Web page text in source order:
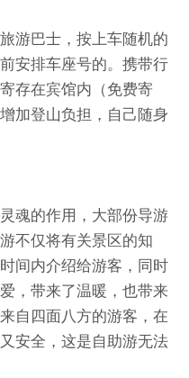
巴士，按上车随机的
安排车座号的。携带行
存在宾馆内（免费寄
加登山负担，自己随身
的作用，大部份导游
不仅将有关景区的知
间内介绍给游客，同时
，带来了温暖，也带来
自四面八方的游客，在
安全，这是自助游无法